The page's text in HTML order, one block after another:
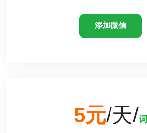
添加微信
5元/天/词